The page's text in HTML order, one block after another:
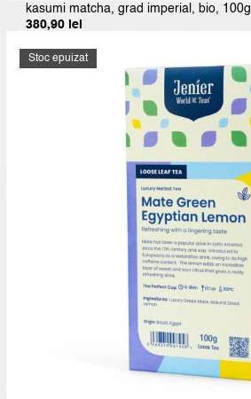
kasumi matcha, grad imperial, bio, 100g
380,90 lei
Stoc epuizat